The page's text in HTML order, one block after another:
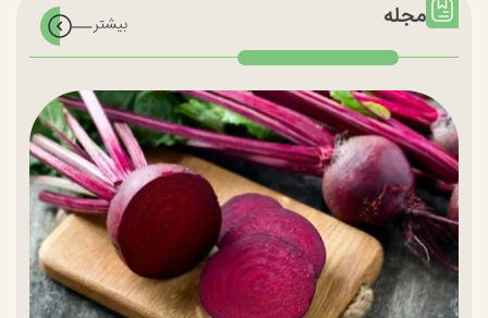
مجله